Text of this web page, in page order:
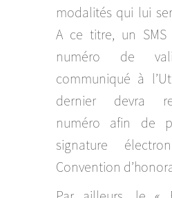
modalités qui lui
A ce titre, un
numéro de
communiqué à
dernier devra
numéro afin de
signature
Convention